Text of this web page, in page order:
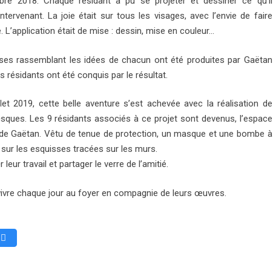
La joie était sur tous les visages, avec l’envie de faire
était de mise : dessin, mise en couleur…
rassemblant les idées de chacun ont été produites par Gaëtan
résidants ont été conquis par le résultat.
2019, cette belle aventure s’est achevée avec la réalisation de
Les 9 résidants associés à ce projet sont devenus, l’espace
Gaëtan. Vêtu de tenue de protection, un masque et une bombe à
les esquisses tracées sur les murs.
travail et partager le verre de l’amitié.
chaque jour au foyer en compagnie de leurs œuvres.